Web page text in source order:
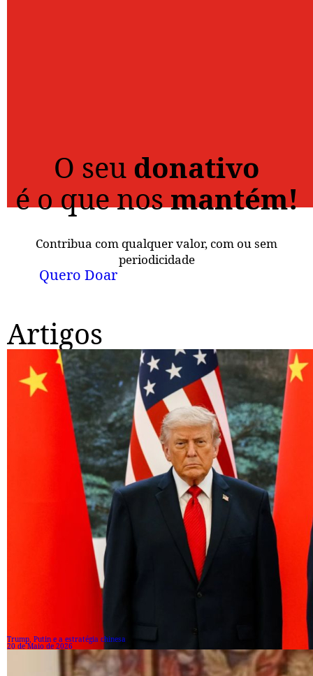
O seu donativo
é o que nosmantém!
Contribua com qualquer valor, com ou sem
periodicidade
Quero Doar
Artigos
Trump, Putin e a estratégia chinesa
20 de Maio de 2026